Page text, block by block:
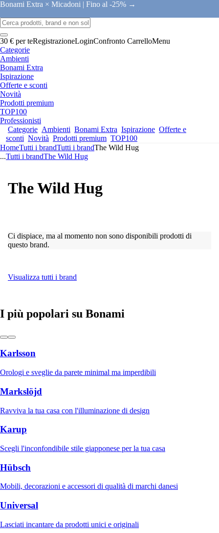
Bonami Extra × Micadoni | Fino al -25% →
30 € per teRegistrazioneLoginConfronto CarrelloMenu
Categorie
Ambienti
Bonami Extra
Ispirazione
Offerte e sconti
Novità
Prodotti premium
TOP100
Professionisti
Categorie Ambienti Bonami Extra Ispirazione Offerte e
sconti Novità Prodotti premium TOP100
HomeTutti i brandTutti i brandThe Wild Hug
...Tutti i brandThe Wild Hug
The Wild Hug
Ci dispiace, ma al momento non sono disponibili prodotti di
questo brand.
Visualizza tutti i brand
I più popolari su Bonami
Karlsson
Orologi e sveglie da parete minimal ma imperdibili
Markslöjd
Ravviva la tua casa con l'illuminazione di design
Karup
Scegli l'inconfondibile stile giapponese per la tua casa
Hübsch
Mobili, decorazioni e accessori di qualità di marchi danesi
Universal
Lasciati incantare da prodotti unici e originali